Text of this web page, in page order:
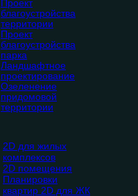
Проект
благоустройства
территории
Проект
благоустройства
парка
Ландшафтное
проектирование
Озеленение
придомовой
территории
2D для жилых
комплексов
2D помещения
Планировки
квартир 2D для ЖК